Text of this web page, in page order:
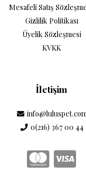
Mesafeli Satış
Gizlilik Politikası
Üyelik Sözleşmesi
KVKK
İletişim
info@luluspet.com
0(216) 367 00 44